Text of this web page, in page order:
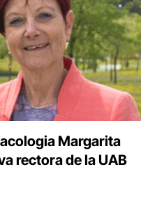
Margarita
rectora de la UAB